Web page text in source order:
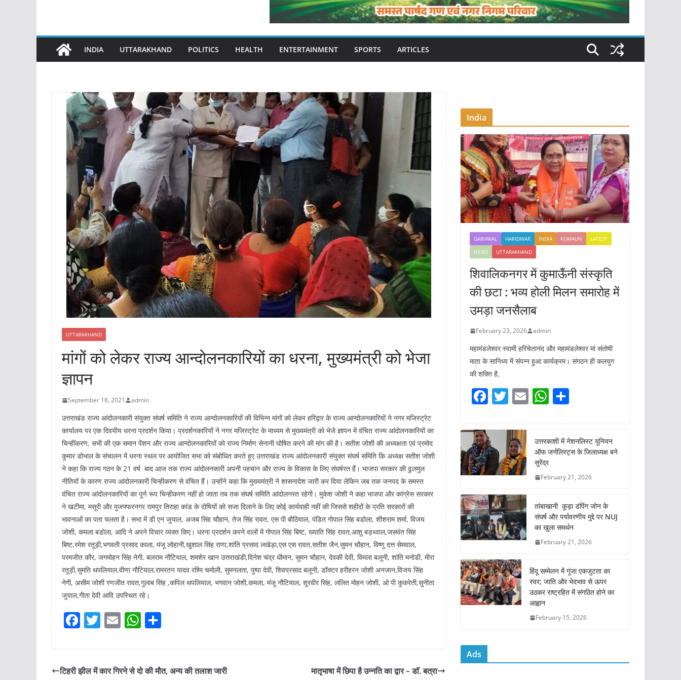
INDIA UTTARAKHAND POLITICS HEALTH ENTERTAINMENT SPORTS ARTICLES
UTTARAKHAND
मांगों को लेकर राज्‍य आन्‍दोलनकारियों का धरना, मुख्‍यमंत्री को भेजा
ज्ञापन
September 18, 2021 admin
उत्तराखंड राज्य आंदोलनकारी संयुक्त संघर्ष समिति ने राज्‍य आन्‍दोलनकारियों की विभिन्‍न मांगों को लेकर हरिद्वार के राज्‍य आन्‍दोलनकारियों ने नगर मजिस्ट्रेट
कार्यालय पर एक दिवयीय धरना प्रदर्शन किया। प्रदर्शनकारियों ने नगर मजिस्ट्रेट के माध्यम से मुख्यमंत्री को भेजे ज्ञापन में वंचित राज्य आंदोलनकारियों का
चिन्‍हींकरण, सभी की एक समान पेंशन और राज्‍य आन्‍दोलनकारियों को राज्‍य निर्माण सेनानी घोषित करने की मांग की है। सतीश जोशी की अध्‍यक्षता एवं प्रमोद
कुमार डोभाल के संचालन में धरना स्थल पर आयोजित सभा को संबोधित करते हुए उत्तराखंड राज्य आंदोलनकारी संयुक्त संघर्ष समिति कि अध्यक्ष सतीश जोशी
ने कहा कि राज्य गठन के 21 वर्ष बाद आज तक राज्य आंदोलनकारी अपनी पहचान और राज्य के विकास के लिए संघर्षरत हैं। भाजपा सरकार की ढुलमुल
नीतियों के कारण राज्य आंदोलनकारी चिन्हीकरण से वंचित हैं। उन्‍होंने कहा कि मुख्यमंत्री ने शासनादेश जारी कर दिया लेकिन जब तक जनपद के समस्त
वंचित राज्य आंदोलनकारियों का पूर्ण रूप चिन्हीकरण नहीं हो जाता तब तक संघर्ष समिति आंदोलनरत रहेगी। मुकेश जोशी ने कहा भाजपा और कांग्रेस सरकार
ने खटीमा, मसूरी और मुजफ्फरनगर रामपुर तिराहा कांड के दोषियों को सजा दिलाने के लिए कोई कार्यवाही नहीं की जिससे शहीदों के प्रति सरकारों की
भावनाओं का पता चलता है। सभा में डी एन जुयाल, अजब सिंह चौहान, तेज सिंह रावत, एस पी बौठियाल, पंडित गोपाल सिंह बडोला, शीशराम शर्मा, विजय
जोशी, कमला बडोला, आदि ने अपने विचार व्यक्त किए। धरना प्रदर्शन करने वालों में गोपाल सिंह बिष्ट, ख्याति सिंह रावत,आशु बड़थ्वाल,जसवंत सिंह
बिष्ट,रमेश रतूड़ी,भगवती प्रसाद काला, मंजू लोहानी,खुशाल सिंह राणा,शांति प्रसाद लखेड़ा,एस एस रावत,सतीश जैन,सुमन चौहान, विष्णु दत्त सेमवाल,
परमजीत कौर, जगमोहन सिंह नेगी, बलराम नौटियाल, शमशेर खान उत्तराखंडी,दिनेश चंद्र धीमान, सुमन चौहान, देवकी देवी, विमला बलूनी, शांति मनोडी, मीरा
रतूड़ी,सुमति थपलियाल,वीणा नौटियाल,रामरतन यादव रश्मि चमोली, सुमनलता, पुष्पा देवी, शिवप्रसाद बलूनी, डॉक्टर हरीहरन जोशी अनजान,विजय सिंह
नेगी, असीम जोशी रणजीत रावत,गुलाब सिंह ,कपिल थपलियाल, भगवान जोशी,कमला, मंजू नौटियाल, शूरवीर सिंह, ललित मोहन जोशी, ओ पी कुकरेती,सुनीता
जुयाल,गीता देवी आदि उपस्थित रहे।
F
e
T
er
E
l
W
s e
टिहरी झील में कार गिरने से दो की मौत, अन्‍य की तलाश जारी मातृभाषा में छिपा है उन्नति का द्वार – डाॅ. बत्रा
India
GARHWAL HARIDWAR INDIA KUMAUN
LATEST
NEWS
UTTARAKHAND
शिवालिकनगर में कुमाऊँनी संस्कृति
की छटा : भव्य होली मिलन समारोह में
उमड़ा जनसैलाब
February 23, 2026 admin
महामंडलेश्वर स्वामी हरिचेतानंद और महामंडलेश्वर मां संतोषी
माता के सानिध्य में संपन्न हुआ कार्यक्रम। संगठन ही कलयुग
की शक्ति है,
F
c
e
b
o
o
k
T
itt
er
E W
s
A
p
e
उत्तरकाशी में नेशनलिस्ट यूनियन
ऑफ जर्नलिस्ट्स के जिलाध्यक्ष बने
सुरेंद्र
February 21, 2026
तांबाखानी कूड़ा डंपिंग जोन के
संघर्ष और पर्यावरणीय मुद्दे पर NUJ
का खुला समर्थन
February 21, 2026
हिंदू सम्मेलन में गूंजा एकजुटता का
स्वर; जाति और भेदभाव से ऊपर
उठकर राष्ट्रहित में संगठित होने का
आह्वान
February 15, 2026
Ads